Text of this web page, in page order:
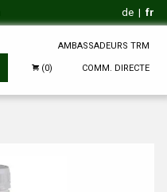
de | fr
AMBASSADEURS TRM
(0) COMM. DIRECTE